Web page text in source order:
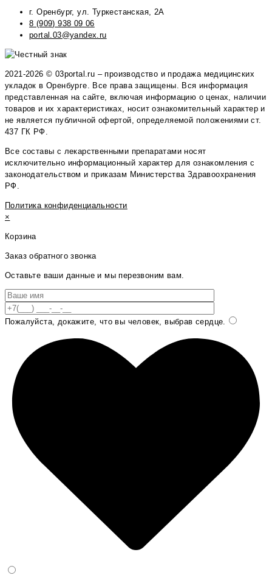
г. Оренбург, ул. Туркестанская, 2А
8 (909) 938 09 06
portal.03@yandex.ru
2021-2026 © 03portal.ru – производство и продажа медицинских
укладок в Оренбурге. Все права защищены. Вся информация
представленная на сайте, включая информацию о ценах, наличии
товаров и их характеристиках, носит ознакомительный характер и
не является публичной офертой, определяемой положениями ст.
437 ГК РФ.
Все составы с лекарственными препаратами носят
исключительно информационный характер для ознакомления с
законодательством и приказам Министерства Здравоохранения
РФ.
Политика конфиденциальности
×
Корзина
Заказ обратного звонка
Оставьте ваши данные и мы перезвоним вам.
Пожалуйста, докажите, что вы человек, выбрав сердце.